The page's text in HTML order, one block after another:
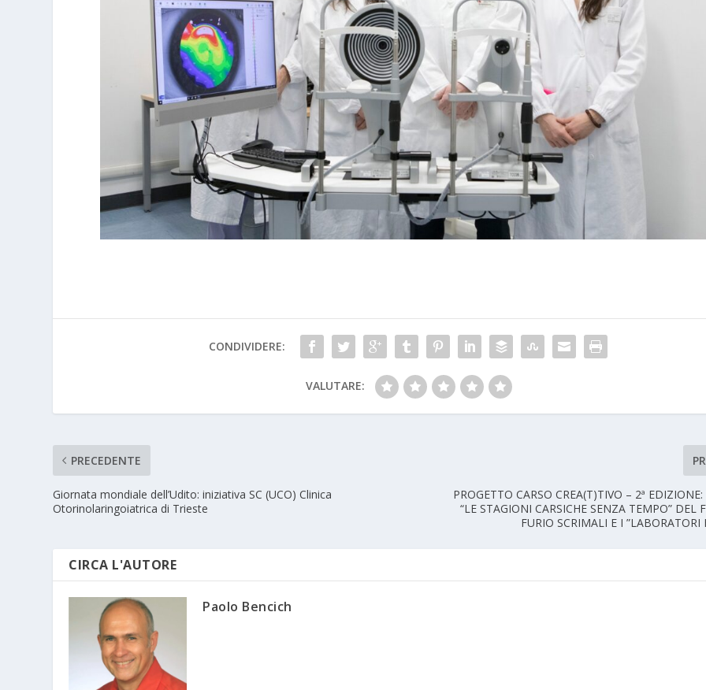
CONDIVIDERE:
VALUTARE:
PRECEDENTE
Giornata mondiale dell’Udito: iniziativa SC (UCO) Clinica
Otorinolaringoiatrica di Trieste
PROGETTO CARSO CREA(T)TIVO – 2ª
“LE STAGIONI CARSICHE SENZA TEMPO” DEL
FURIO SCRIMALI E I ”LABORATORI
CIRCA L'AUTORE
Paolo Bencich